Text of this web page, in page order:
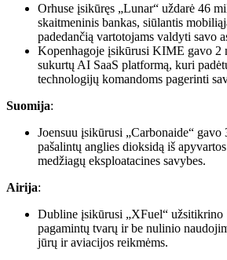
Orhuse įsikūręs „Lunar“ uždarė 46
skaitmeninis bankas, siūlantis
padedančią vartotojams valdyti savo
Kopenhagoje įsikūrusi KIME gavo 2
sukurtų AI SaaS platformą, kuri
technologijų komandoms pagerinti
Suomija:
Joensuu įsikūrusi „Carbonaide“ gavo
pašalintų anglies dioksidą iš
medžiagų eksploatacines savybes.
Airija:
Dubline įsikūrusi „XFuel“
pagamintų tvarų ir be nulinio
jūrų ir aviacijos reikmėms.